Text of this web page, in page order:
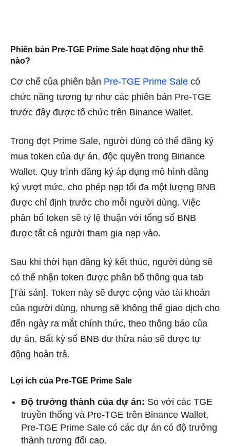
Phiên bản Pre-TGE Prime Sale hoạt động như thế
nào?
Cơ chế của phiên bản Pre-TGE Prime Sale có
chức năng tương tự như các phiên bản Pre-TGE
trước đây được tổ chức trên Binance Wallet.
Trong đợt Prime Sale, người dùng có thể đăng ký
mua token của dự án, độc quyền trong Binance
Wallet. Quy trình đăng ký áp dụng mô hình đăng
ký vượt mức, cho phép nạp tối đa một lượng BNB
được chỉ định trước cho mỗi người dùng. Việc
phân bổ token sẽ tỷ lệ thuận với tổng số BNB
được tất cả người tham gia nạp vào.
Sau khi thời hạn đăng ký kết thúc, người dùng sẽ
có thể nhận token được phân bổ thông qua tab
[Tài sản]. Token này sẽ được cộng vào tài khoản
của người dùng, nhưng sẽ không thể giao dịch cho
đến ngày ra mắt chính thức, theo thông báo của
dự án. Bất kỳ số BNB dư thừa nào sẽ được tự
động hoàn trả.
Lợi ích của Pre-TGE Prime Sale
Độ trưởng thành của dự án: So với các TGE
truyền thống và Pre-TGE trên Binance Wallet,
Pre-TGE Prime Sale có các dự án có độ trưởng
thành tương đối cao.